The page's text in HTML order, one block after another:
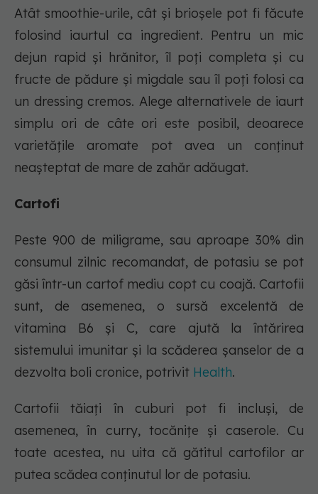
Atât smoothie-urile, cât și brioșele pot fi făcute
folosind iaurtul ca ingredient. Pentru un mic
dejun rapid și hrănitor, îl poți completa și cu
fructe de pădure și migdale sau îl poți folosi ca
un dressing cremos. Alege alternativele de iaurt
simplu ori de câte ori este posibil, deoarece
varietățile aromate pot avea un conținut
neașteptat de mare de zahăr adăugat.
Cartofi
Peste 900 de miligrame, sau aproape 30% din
consumul zilnic recomandat, de potasiu se pot
găsi într-un cartof mediu copt cu coajă. Cartofii
sunt, de asemenea, o sursă excelentă de
vitamina B6 și C, care ajută la întărirea
sistemului imunitar și la scăderea șanselor de a
dezvolta boli cronice, potrivit Health.
Cartofii tăiați în cuburi pot fi incluși, de
asemenea, în curry, tocănițe și caserole. Cu
toate acestea, nu uita că gătitul cartofilor ar
putea scădea conținutul lor de potasiu.